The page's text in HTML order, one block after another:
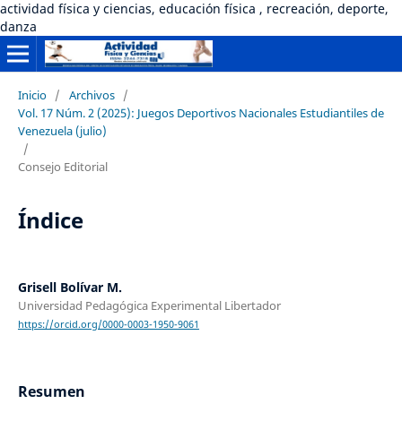
actividad física y ciencias, educación física , recreación, deporte,
danza
Inicio / Archivos /
Vol. 17 Núm. 2 (2025): Juegos Deportivos Nacionales Estudiantiles de
Venezuela (julio)
/
Consejo Editorial
Índice
Grisell Bolívar M.
Universidad Pedagógica Experimental Libertador
https://orcid.org/0000-0003-1950-9061
Resumen